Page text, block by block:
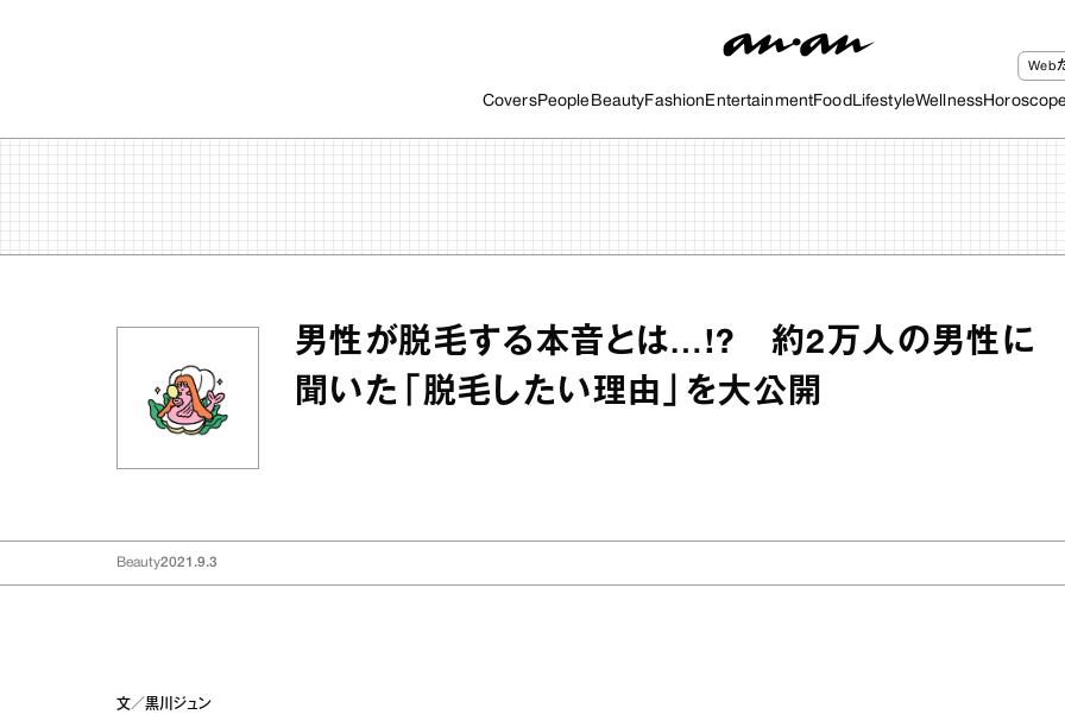
CoversPeople BeautyFashion EntertainmentFood LifestyleWellness
Web
男性が脱毛する本音とは…!? 約2万人の男性に
聞いた「脱毛したい理由」を大公開
Beauty2021.9.3
文／黒川ジュン